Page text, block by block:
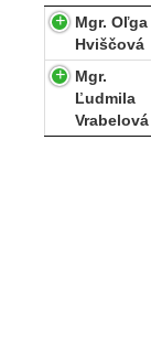
Mgr. Oľga
Hviščová
Mgr.
Ľudmila
Vrabelová